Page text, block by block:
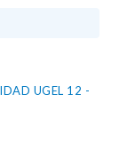
UGEL 12 -